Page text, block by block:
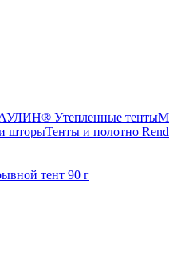
Утепленные тенты
шторыТенты и полотно
тент 90 г